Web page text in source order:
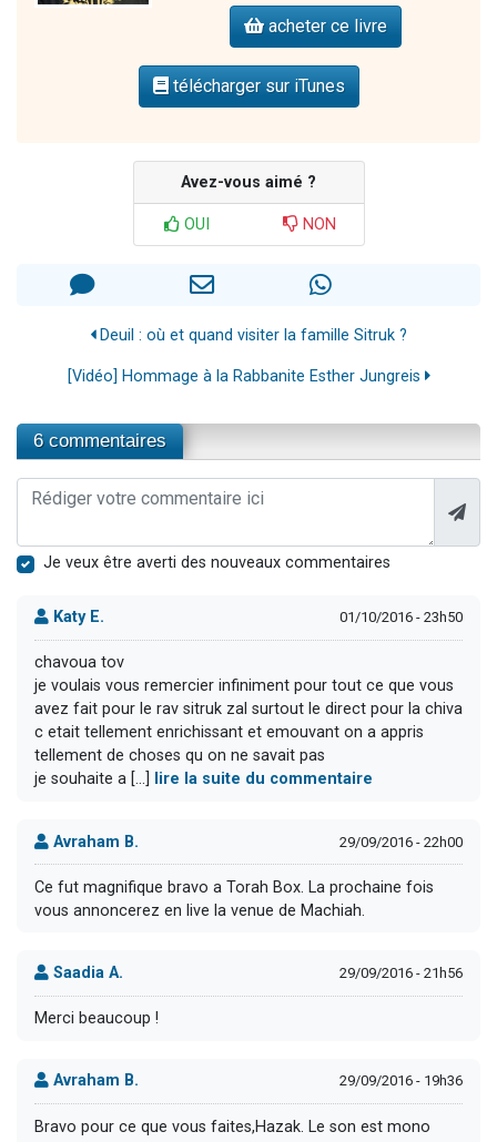
acheter ce livre
télécharger sur iTunes
Avez-vous aimé ?
OUI NON
Deuil : où et quand visiter la famille Sitruk ?
[Vidéo] Hommage à la Rabbanite Esther Jungreis
6 commentaires
Je veux être averti des nouveaux commentaires
Katy E. 01/10/2016 - 23h50
chavoua tov
je voulais vous remercier infiniment pour tout ce que vous
avez fait pour le rav sitruk zal surtout le direct pour la chiva
c etait tellement enrichissant et emouvant on a appris
tellement de choses qu on ne savait pas
je souhaite a [...] lire la suite du commentaire
Avraham B. 29/09/2016 - 22h00
Ce fut magnifique bravo a Torah Box. La prochaine fois
vous annoncerez en live la venue de Machiah.
Saadia A. 29/09/2016 - 21h56
Merci beaucoup !
Avraham B. 29/09/2016 - 19h36
Bravo pour ce que vous faites,Hazak. Le son est mono